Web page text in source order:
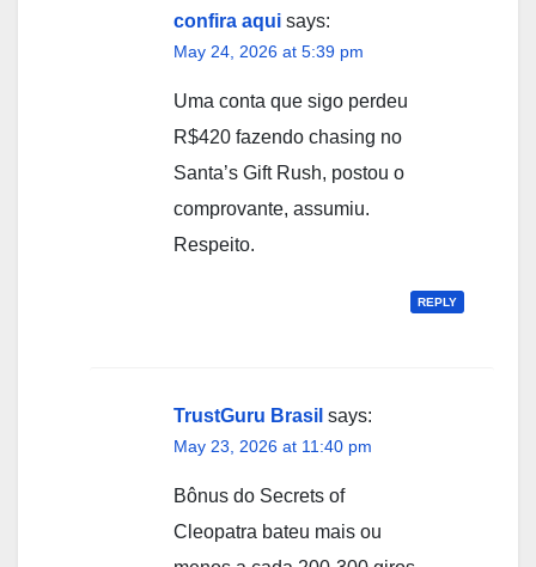
confira aqui says:
May 24, 2026 at 5:39 pm
Uma conta que sigo perdeu
R$420 fazendo chasing no
Santa’s Gift Rush, postou o
comprovante, assumiu.
Respeito.
REPLY
TrustGuru Brasil says:
May 23, 2026 at 11:40 pm
Bônus do Secrets of
Cleopatra bateu mais ou